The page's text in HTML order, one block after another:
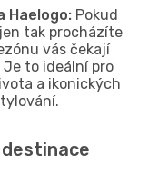
Haelogo: Pokud
tak procházíte
vás čekají
to ideální pro
a ikonických